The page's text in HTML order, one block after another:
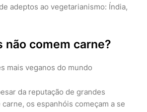
adeptos ao vegetarianismo: Índia,
não comem carne?
mais veganos do mundo
da reputação de grandes
os espanhóis começam a se